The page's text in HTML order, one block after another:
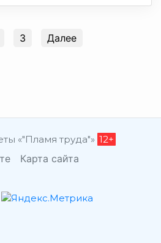
3 Далее
«"Пламя труда"» 12+
Карта сайта